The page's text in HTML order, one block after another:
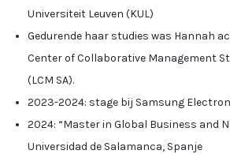
Universiteit Leuven (KUL)
Gedurende haar studies was Hannah
Center of Collaborative Management
(LCM SA).
2023-2024: stage bij Samsung
2024: “Master in Global Business and
Universidad de Salamanca, Spanje